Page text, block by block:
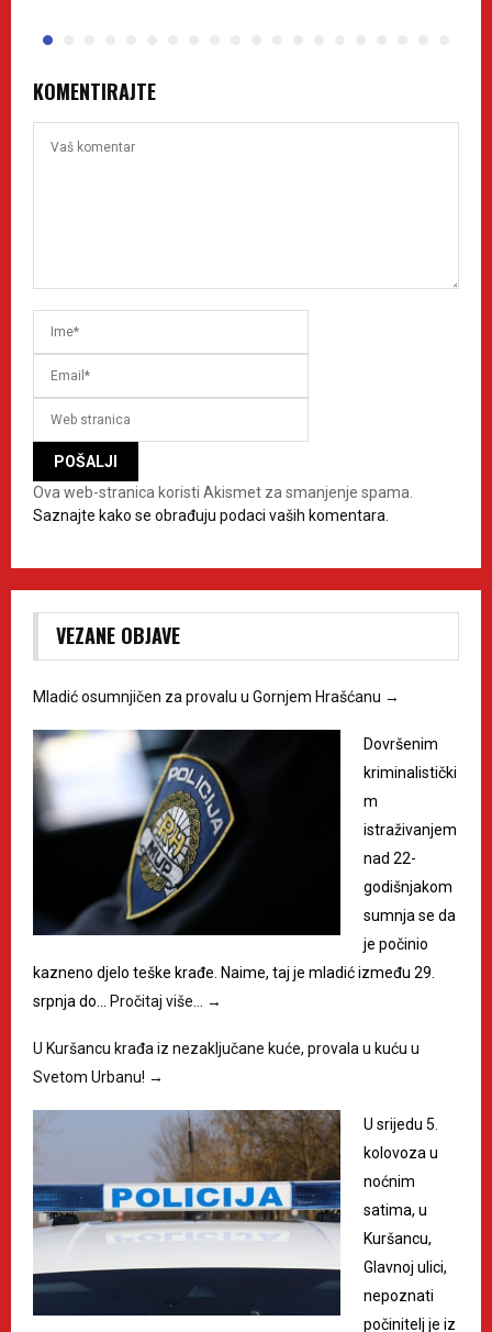
KOMENTIRAJTE
Ova web-stranica koristi Akismet za smanjenje spama.
Saznajte kako se obrađuju podaci vaših komentara.
VEZANE OBJAVE
Mladić osumnjičen za provalu u Gornjem Hrašćanu →
Dovršenim
kriminalistički
m
istraživanjem
nad 22-
godišnjakom
sumnja se da
je počinio
kazneno djelo teške krađe. Naime, taj je mladić između 29.
srpnja do… Pročitaj više… →
U Kuršancu krađa iz nezaključane kuće, provala u kuću u
Svetom Urbanu! →
U srijedu 5.
kolovoza u
noćnim
satima, u
Kuršancu,
Glavnoj ulici,
nepoznati
počinitelj je iz